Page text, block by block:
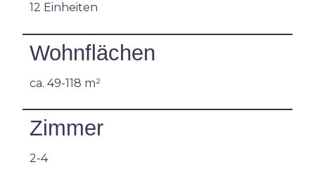
12 Einheiten
Wohnflächen
ca. 49-118 m²
Zimmer
2-4